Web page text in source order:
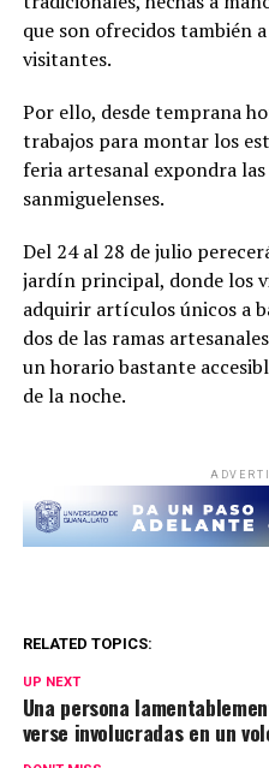
que son ofrecidos también
visitantes.
Por ello, desde temprana
trabajos para montar los
feria artesanal expondra
sanmiguelenses.
Del 24 al 28 de julio
jardín principal, donde los
adquirir artículos únicos a
dos de las ramas
un horario bastante
de la noche.
RELATED TOPICS:
UP NEXT
Una persona
verse involucradas en un